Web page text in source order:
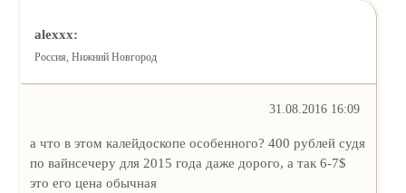
alexxx:
Россия, Нижний Новгород
31.08.2016 16:09
а что в этом калейдоскопе особенного? 400 рублей судя
по вайнсечеру для 2015 года даже дорого, а так 6-7$
это его цена обычная